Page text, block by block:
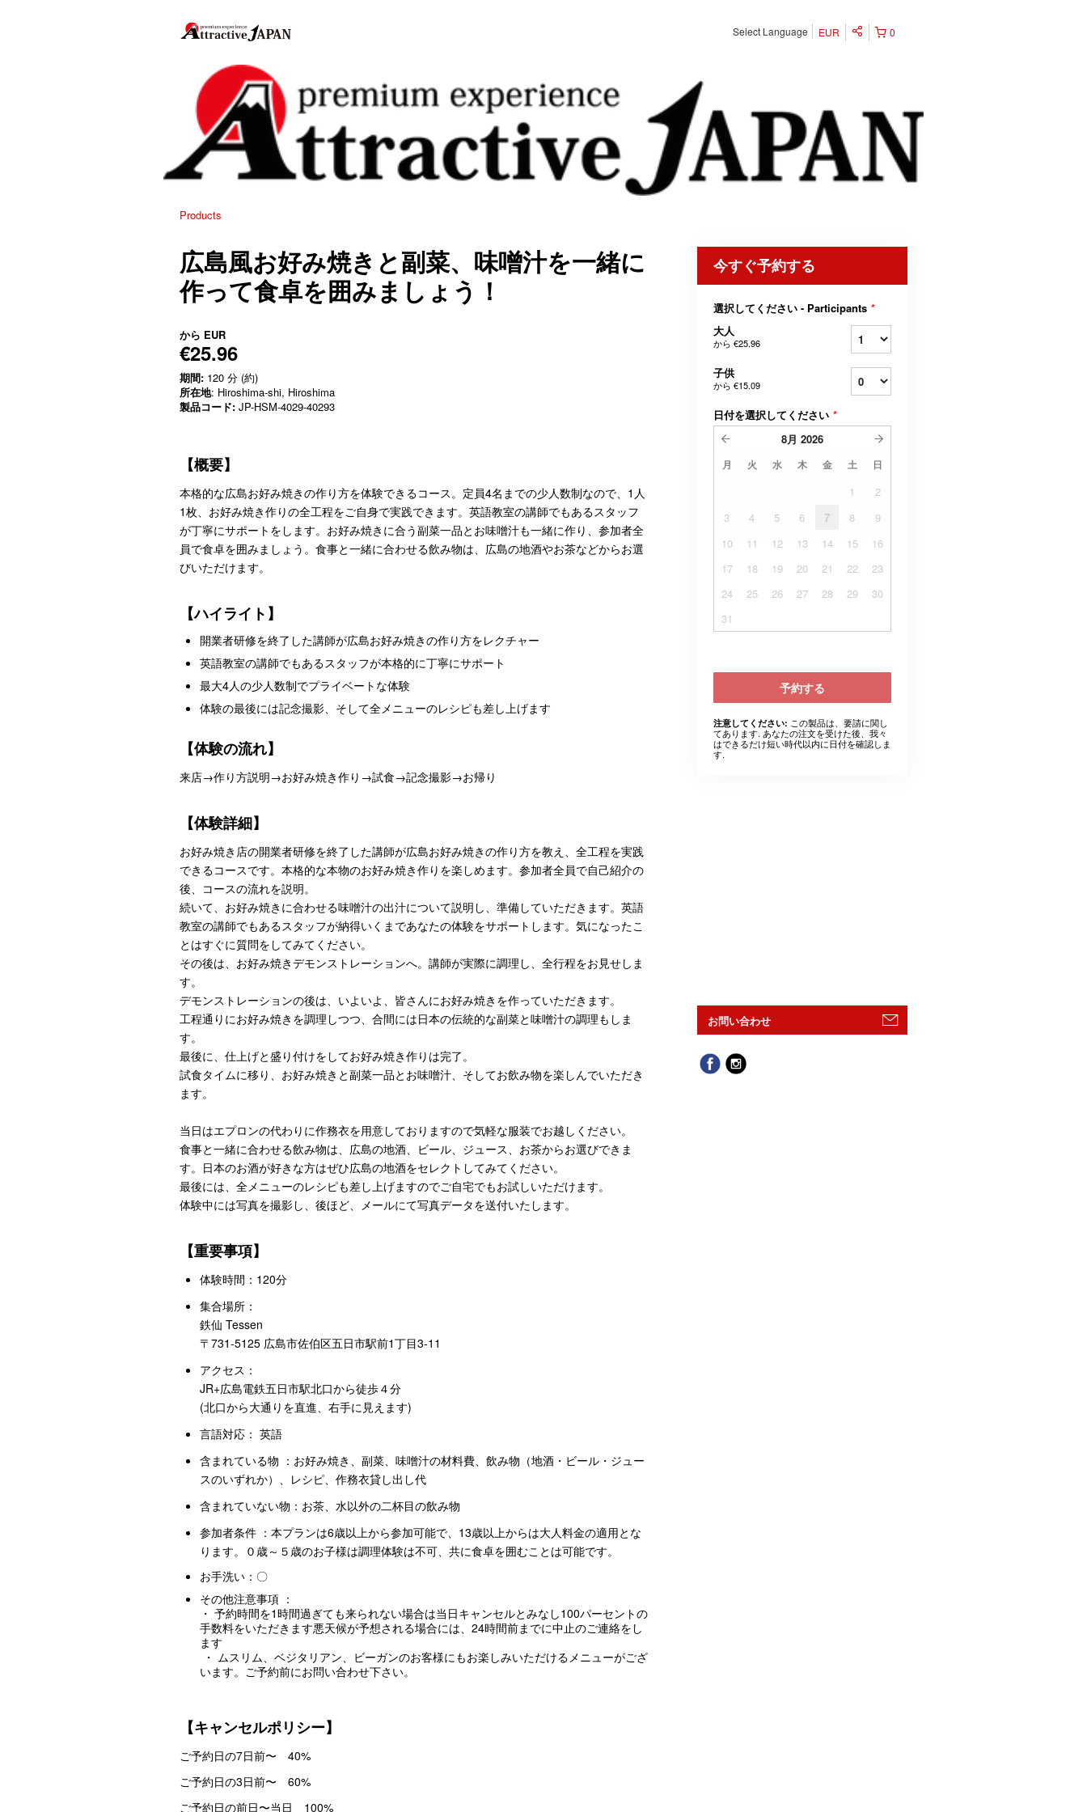
0
EUR
Select Language
Products
広島風お好み焼きと副菜、味噌汁を一緒に
作って食卓を囲みましょう！
から EUR
€25.96
期間: 120 分 (約)
所在地: Hiroshima-shi, Hiroshima
製品コード: JP-HSM-4029-40293
【概要】
本格的な広島お好み焼きの作り方を体験できるコース。定員4名までの少人数制なので、1人
1枚、お好み焼き作りの全工程をご自身で実践できます。英語教室の講師でもあるスタッフ
が丁寧にサポートをします。お好み焼きに合う副菜一品とお味噌汁も一緒に作り、参加者全
員で食卓を囲みましょう。食事と一緒に合わせる飲み物は、広島の地酒やお茶などからお選
びいただけます。
【ハイライト】
開業者研修を終了した講師が広島お好み焼きの作り方をレクチャー
英語教室の講師でもあるスタッフが本格的に丁寧にサポート
最大4人の少人数制でプライベートな体験
体験の最後には記念撮影、そして全メニューのレシピも差し上げます
【体験の流れ】
来店→作り方説明→お好み焼き作り→試食→記念撮影→お帰り
【体験詳細】
お好み焼き店の開業者研修を終了した講師が広島お好み焼きの作り方を教え、全工程を実践
できるコースです。本格的な本物のお好み焼き作りを楽しめます。参加者全員で自己紹介の
後、コースの流れを説明。
続いて、お好み焼きに合わせる味噌汁の出汁について説明し、準備していただきます。英語
教室の講師でもあるスタッフが納得いくまであなたの体験をサポートします。気になったこ
とはすぐに質問をしてみてください。
その後は、お好み焼きデモンストレーションへ。講師が実際に調理し、全行程をお見せしま
す。
デモンストレーションの後は、いよいよ、皆さんにお好み焼きを作っていただきます。
工程通りにお好み焼きを調理しつつ、合間には日本の伝統的な副菜と味噌汁の調理もしま
す。
最後に、仕上げと盛り付けをしてお好み焼き作りは完了。
試食タイムに移り、お好み焼きと副菜一品とお味噌汁、そしてお飲み物を楽しんでいただき
ます。
当日はエプロンの代わりに作務衣を用意しておりますので気軽な服装でお越しください。
食事と一緒に合わせる飲み物は、広島の地酒、ビール、ジュース、お茶からお選びできま
す。日本のお酒が好きな方はぜひ広島の地酒をセレクトしてみてください。
最後には、全メニューのレシピも差し上げますのでご自宅でもお試しいただけます。
体験中には写真を撮影し、後ほど、メールにて写真データを送付いたします。
【重要事項】
体験時間：120分
集合場所：
鉄仙 Tessen
〒731-5125 広島市佐伯区五日市駅前1丁目3-11
アクセス：
JR+広島電鉄五日市駅北口から徒歩４分
(北口から大通りを直進、右手に見えます)
言語対応： 英語
含まれている物 ：お好み焼き、副菜、味噌汁の材料費、飲み物（地酒・ビール・ジュー
スのいずれか）、レシピ、作務衣貸し出し代
含まれていない物：お茶、水以外の二杯目の飲み物
参加者条件 ：本プランは6歳以上から参加可能で、13歳以上からは大人料金の適用とな
ります。０歳～５歳のお子様は調理体験は不可、共に食卓を囲むことは可能です。
お手洗い：〇
その他注意事項 ：
・ 予約時間を1時間過ぎても来られない場合は当日キャンセルとみなし100パーセントの
手数料をいただきます 悪天候が予想される場合には、24時間前までに中止のご連絡をし
ます
・ ムスリム、ベジタリアン、ビーガンのお客様にもお楽しみいただけるメニューがござ
います。ご予約前にお問い合わせ下さい。
【キャンセルポリシー】
ご予約日の7日前〜 40%
ご予約日の3日前〜 60%
ご予約日の前日〜当日 100%
今すぐ予約する
選択してください - Participants *
大人
から €25.96
子供
から €15.09
日付を選択してください *
8月 2026
月 火 水 木 金 土 日
1
2
3
4 5 6 7 8
9
10
11 12 13 14 15
16
17
18 19 20 21 22
23
24
25 26 27 28 29
30
31
予約する
注意してください: この製品は、要請に関し
てあります. あなたの注文を受けた後、我々
はできるだけ短い時代以内に日付を確認しま
す.
お問い合わせ